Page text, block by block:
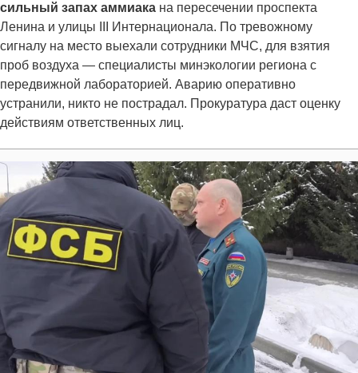
сильный запах аммиака на пересечении проспекта
Ленина и улицы III Интернационала. По тревожному
сигналу на место выехали сотрудники МЧС, для взятия
проб воздуха — специалисты минэкологии региона с
передвижной лабораторией. Аварию оперативно
устранили, никто не пострадал. Прокуратура даст оценку
действиям ответственных лиц.